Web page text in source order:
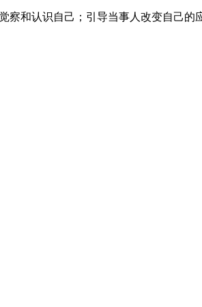
察和认识自己；引导当事人改变自己